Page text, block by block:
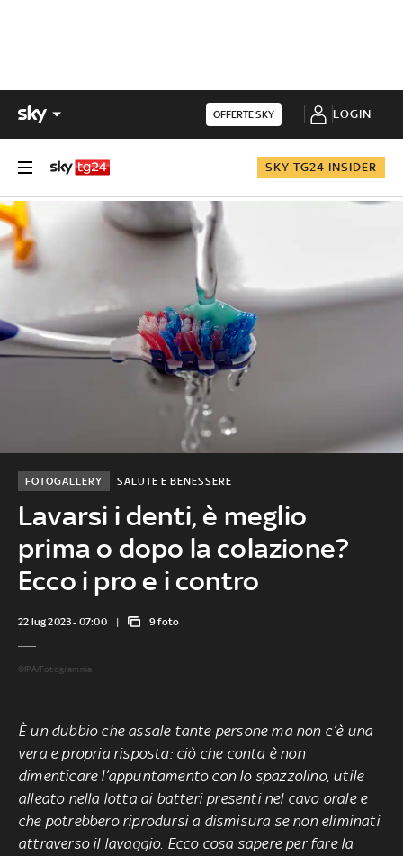
OFFERTE SKY LOGIN
SKY TG24 INSIDER
Lavarsi i denti, è meglio
prima o dopo la colazione?
Ecco i pro e i contro
SALUTE E BENESSERE
FOTOGALLERY
22 lug 2023 - 07:00 9 foto
©IPA/Fotogramma
È un dubbio che assale tante persone ma non c’è una
vera e propria risposta: ciò che conta è non
dimenticare l’appuntamento con lo spazzolino, utile
alleato nella lotta ai batteri presenti nel cavo orale e
che potrebbero riprodursi a dismisura se non eliminati
attraverso il lavaggio. Ecco cosa sapere per fare la